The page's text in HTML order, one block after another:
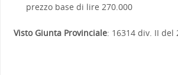
prezzo base di lire 270.000
Visto Giunta Provinciale: 16314 div. II del